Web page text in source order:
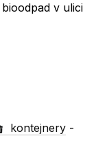
v ulici
kontejnery -